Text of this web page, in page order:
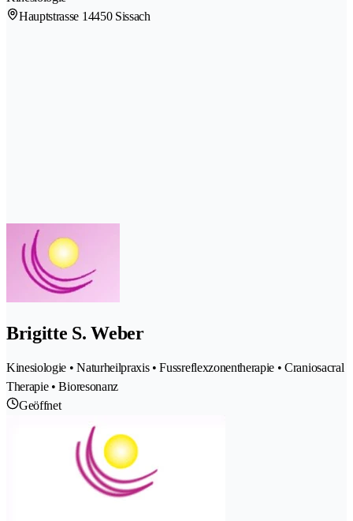
Hauptstrasse 14450 Sissach
Brigitte S. Weber
Kinesiologie • Naturheilpraxis • Fussreflexzonentherapie • Craniosacral
Therapie • Bioresonanz
Geöffnet